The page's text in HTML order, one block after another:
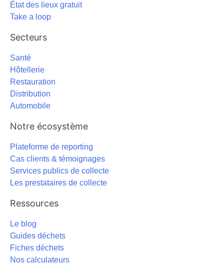
État des lieux gratuit
Take a loop
Secteurs
Santé
Hôtellerie
Restauration
Distribution
Automobile
Notre écosystème
Plateforme de reporting
Cas clients & témoignages
Services publics de collecte
Les prestataires de collecte
Ressources
Le blog
Guides déchets
Fiches déchets
Nos calculateurs